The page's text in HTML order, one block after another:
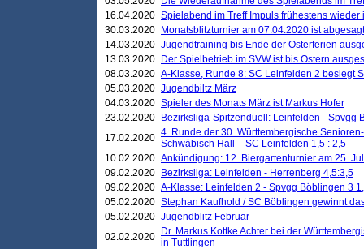
16.04.2020 Spielabend im Treff Impuls frühestens wieder
30.03.2020
Monatsblitzturnier am 07.04.2020 ist abgesagt
14.03.2020 Jugendtraining bis Ende der Osterferien
13.03.2020
Der Spielbetrieb im SVW ist bis Ostern
08.03.2020 A-Klasse, Runde 8: SC Leinfelden 2 besiegt
05.03.2020 Jugendbiltz März
04.03.2020 Spieler des Monats März ist Markus Hofer
23.02.2020
Bezirksliga-Spitzenduell: Leinfelden - Spvgg
17.02.2020 4. Runde der 30. Württembergische
Schwäbisch Hall – SC Leinfelden 1,5 : 2,5
10.02.2020 Ankündigung: 12. Biergartenturnier am 25.
09.02.2020
Bezirksliga: Leinfelden - Herrenberg 4,5:3,5
09.02.2020 A-Klasse: Leinfelden 2 - Spvgg Böblingen 3
05.02.2020 Stephan Kaufhold / SC Böblingen gewinnt
05.02.2020 Jugendblitz Februar
02.02.2020
Dr. Markus Kottke Achter bei der
in Tuttlingen